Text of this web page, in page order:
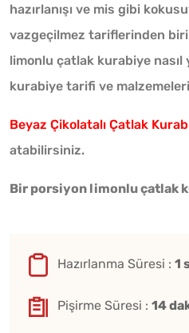
hazırlanışı ve mis gibi
vazgeçilmez tariflerinden biri
limonlu çatlak kurabiye nasıl
kurabiye tarifi ve
Beyaz Çikolatalı Çatlak
atabilirsiniz.
Bir porsiyon limonlu çatlak
Hazırlanma Süresi : 1
Pişirme Süresi : 14